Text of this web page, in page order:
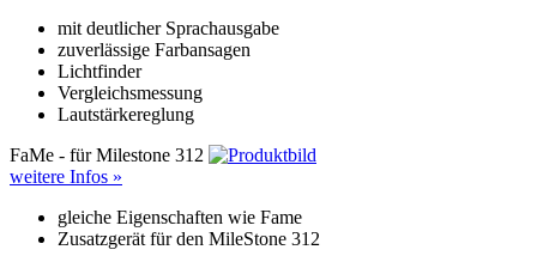
mit deutlicher Sprachausgabe
zuverlässige Farbansagen
Lichtfinder
Vergleichsmessung
Lautstärkereglung
FaMe - für Milestone 312
weitere Infos »
gleiche Eigenschaften wie Fame
Zusatzgerät für den MileStone 312